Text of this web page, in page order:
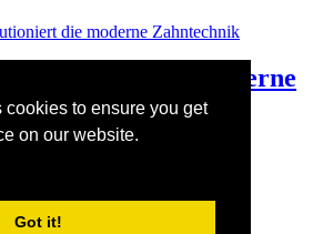
to ensure you get
on our website.
Got it!
die moderne
am 14. Februar